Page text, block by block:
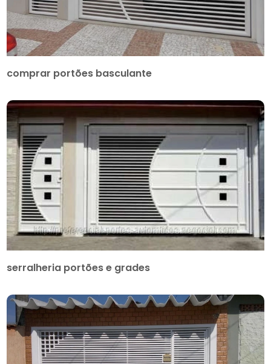
comprar portões basculante
serralheria portões e grades